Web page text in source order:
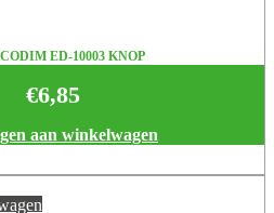
ED-10003 KNOP
€6,85
aan winkelwagen